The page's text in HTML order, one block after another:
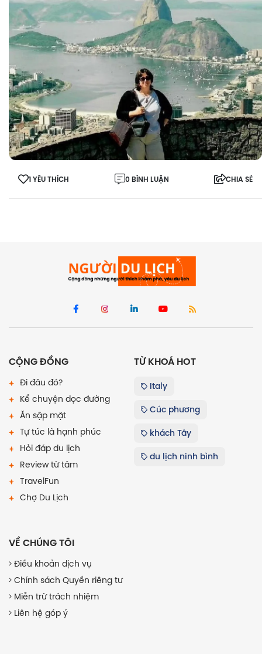
1 YÊU THÍCH 0 BÌNH LUẬN CHIA SẺ
CỘNG ĐỒNG
Đi đâu đó?
Kể chuyện dọc đường
Ăn sập mặt
Tự túc là hạnh phúc
Hỏi đáp du lịch
Review từ tâm
TravelFun
Chợ Du Lịch
TỪ KHOÁ HOT
Italy
Cúc phương
khách Tây
du lịch ninh bình
VỀ CHÚNG TÔI
Điều khoản dịch vụ
Chính sách Quyền riêng tư
Miễn trừ trách nhiệm
Liên hệ góp ý